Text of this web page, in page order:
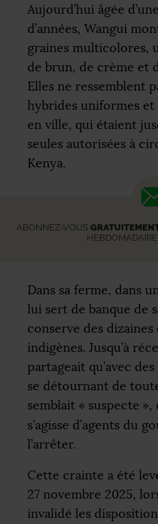
Aujourd’hui âgée
d’années, Wangui
graines multicolores,
de brun, de crème et
Elles ne ressemblent
hybrides uniformes
en ville, qui étaient
seules autorisées à
Kenya.
ABONNEZ-VOUS
HEBDOMADAIRE
Dans sa ferme, dans
lui sert de banque de
conserve des dizaines
indigènes. Jusqu’à
partageait qu’avec
se détournant de
semblait « suspecte »,
s’agisse d’agents du
l’arrêter.
Cette crainte a été
27 novembre 2025,
invalidé les